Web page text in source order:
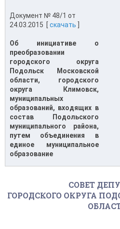
Документ № 48/1 от
24.03.2015 [ скачать
Об инициативе о
преобразовании
городского округа
Подольск Московской
области, городского
округа Климовск,
муниципальных
образований, входящих в
состав Подольского
муниципального района,
путем объединения в
единое муниципальное
образование
СОВЕТ
ГОРОДСКОГО ОКРУГА